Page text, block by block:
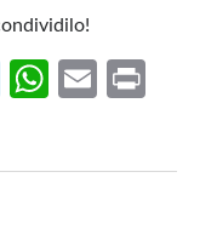
Te
W
E